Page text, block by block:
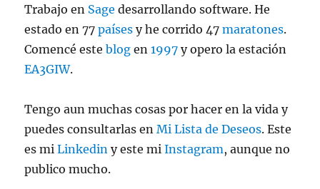
Trabajo en Sage desarrollando software. He
estado en 77países y he corrido 47maratones.
Comencé esteblog en1997 y opero la estación
EA3GIW.
Tengo aun muchas cosas por hacer en la vida y
puedes consultarlas enMi Lista de Deseos. Este
es miLinkedin y este miInstagram, aunque no
publico mucho.